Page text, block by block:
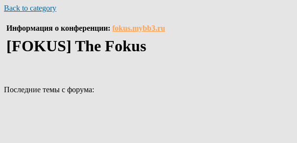
Back to category
Информация о конференции: fokus.mybb3.ru
[FOKUS] The Fokus
Последние темы с форума: